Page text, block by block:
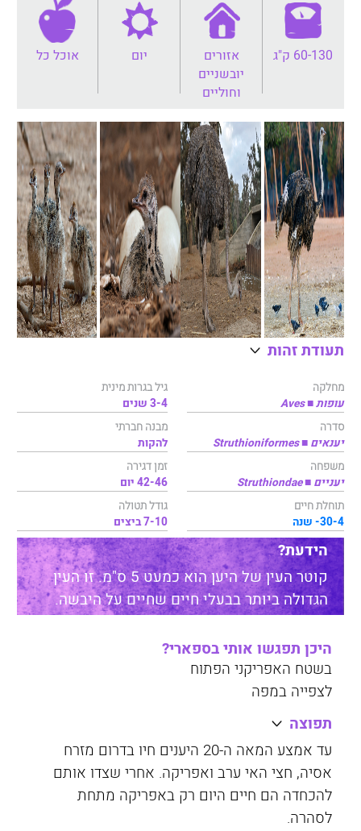
60-130 ק"ג
אזורים
יובשניים
וחוליים
יום אוכל כל
תעודת זהות
מחלקה
עופות ■ Aves
סדרה
יענאים ■ Struthioniformes
משפחה
יעניים ■ Struthiondae
תוחלת חיים
30-4- שנה
גיל בגרות מינית
3-4 שנים
מבנה חברתי
להקות
זמן דגירה
42-46 יום
גודל תטולה
7-10 ביצים
הידעת?
קוטר העין של היען הוא כמעט 5 ס"מ. זו העין
הגדולה ביותר בבעלי חיים שחיים על היבשה.
היכן תפגשו אותי בספארי?
בשטח האפריקני הפתוח
לצפייה במפה
תפוצה
עד אמצע המאה ה-20 היענים חיו בדרום מזרח
אסיה, חצי האי ערב ואפריקה. אחרי שצדו אותם
להכחדה הם חיים היום רק באפריקה מתחת
לסהרה.